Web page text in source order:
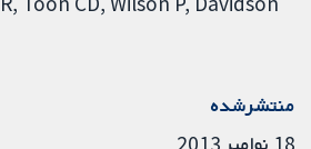
منتشرشده
18 نوامبر 2013